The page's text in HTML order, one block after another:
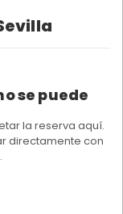
se puede
la reserva aquí.
directamente con